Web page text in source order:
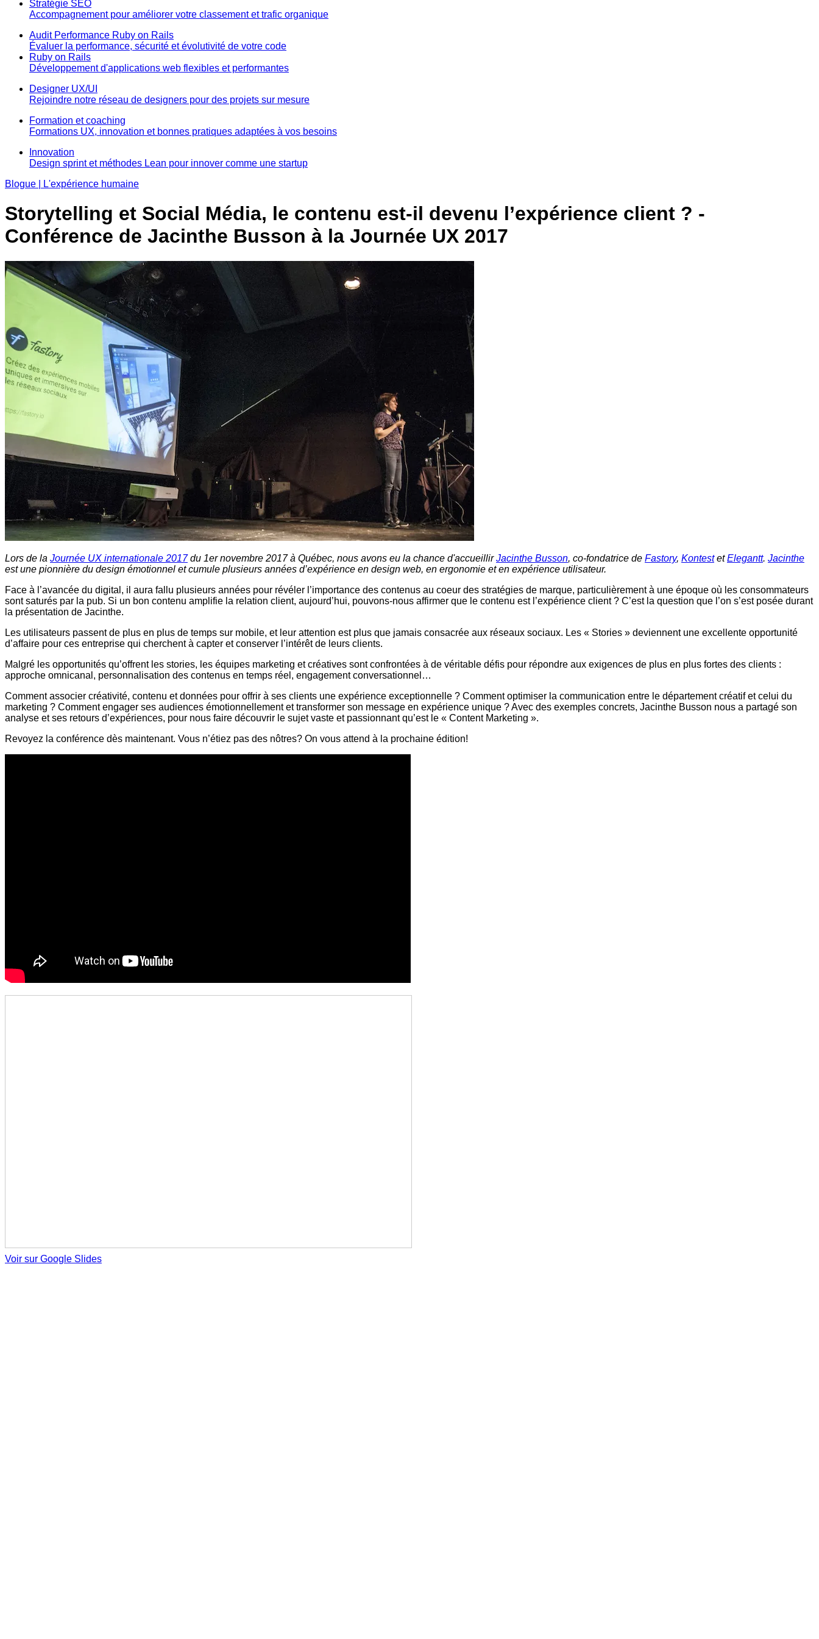
Stratégie SEO
Accompagnement pour améliorer votre classement et trafic organique
Audit Performance Ruby on Rails
Évaluer la performance, sécurité et évolutivité de votre code
Ruby on Rails
Développement d'applications web flexibles et performantes
Designer UX/UI
Rejoindre notre réseau de designers pour des projets sur mesure
Formation et coaching
Formations UX, innovation et bonnes pratiques adaptées à vos besoins
Innovation
Design sprint et méthodes Lean pour innover comme une startup
Blogue | L'expérience humaine
Storytelling et Social Média, le contenu est-il devenu l’expérience client ? -
Conférence de Jacinthe Busson à la Journée UX 2017
Lors de la Journée UX internationale 2017du 1er novembre 2017 à Québec, nous avons eu la chance d'accueillirJacinthe Busson, co-fondatrice de Fastory, KontestetElegantt. Jacinthe
est une pionnière du design émotionnel et cumule plusieurs années d’expérience en design web, en ergonomie et en expérience utilisateur.
Face à l’avancée du digital, il aura fallu plusieurs années pour révéler l’importance des contenus au coeur des stratégies de marque, particulièrement à une époque où les consommateurs
sont saturés par la pub. Si un bon contenu amplifie la relation client, aujourd’hui, pouvons-nous affirmer que le contenu est l’expérience client ? C’est la question que l’on s’est posée durant
la présentation de Jacinthe.
Les utilisateurs passent de plus en plus de temps sur mobile, et leur attention est plus que jamais consacrée aux réseaux sociaux. Les « Stories » deviennent une excellente opportunité
d’affaire pour ces entreprise qui cherchent à capter et conserver l’intérêt de leurs clients.
Malgré les opportunités qu’offrent les stories, les équipes marketing et créatives sont confrontées à de véritable défis pour répondre aux exigences de plus en plus fortes des clients :
approche omnicanal, personnalisation des contenus en temps réel, engagement conversationnel…
Comment associer créativité, contenu et données pour offrir à ses clients une expérience exceptionnelle ? Comment optimiser la communication entre le département créatif et celui du
marketing ? Comment engager ses audiences émotionnellement et transformer son message en expérience unique ? Avec des exemples concrets, Jacinthe Busson nous a partagé son
analyse et ses retours d’expériences, pour nous faire découvrir le sujet vaste et passionnant qu’est le « Content Marketing ».
Revoyez la conférence dès maintenant. Vous n’étiez pas des nôtres? On vous attend à la prochaine édition!
Voir sur Google Slides